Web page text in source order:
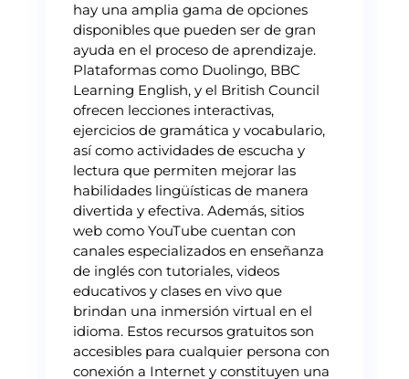
hay una amplia gama de opciones
disponibles que pueden ser de gran
ayuda en el proceso de aprendizaje.
Plataformas como Duolingo, BBC
Learning English, y el British Council
ofrecen lecciones interactivas,
ejercicios de gramática y vocabulario,
así como actividades de escucha y
lectura que permiten mejorar las
habilidades lingüísticas de manera
divertida y efectiva. Además, sitios
web como YouTube cuentan con
canales especializados en enseñanza
de inglés con tutoriales, videos
educativos y clases en vivo que
brindan una inmersión virtual en el
idioma. Estos recursos gratuitos son
accesibles para cualquier persona con
conexión a Internet y constituyen una